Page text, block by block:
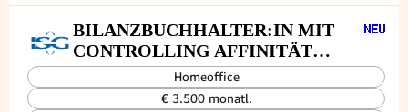
BILANZBUCHHALTER:IN MIT
CONTROLLING AFFINITÄT
(m/w/d)
Homeoffice
€ 3.500 monatl.